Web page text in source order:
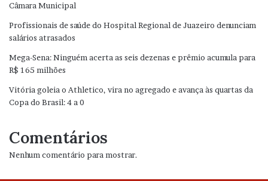
Câmara Municipal
Profissionais de saúde do Hospital Regional de Juazeiro denunciam
salários atrasados
Mega-Sena: Ninguém acerta as seis dezenas e prêmio acumula para
R$ 165 milhões
Vitória goleia o Athletico, vira no agregado e avança às quartas da
Copa do Brasil: 4 a 0
Comentários
Nenhum comentário para mostrar.